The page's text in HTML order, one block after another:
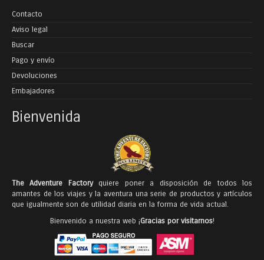
Contacto
Aviso legal
Buscar
Pago y envío
Devoluciones
Embajadores
Bienvenida
The Adventure Factoryquiere poner a disposición de todos los
amantes de los viajes y la aventura una serie de productos y artículos
que igualmente son de utilidad diaria en la forma de vida actual.
Bienvenido a nuestra web ¡Gracias por visitarnos!